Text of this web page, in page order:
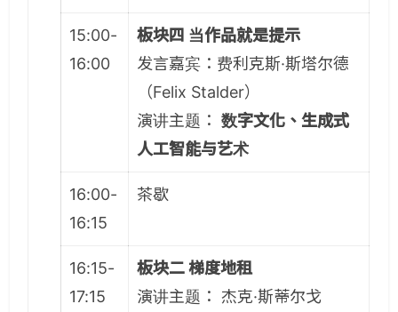
15:00-
16:00
板块四 当作品就是提示
发言嘉宾：费利克斯·斯塔尔德
（Felix Stalder）
演讲主题： 数字文化、生成式
人工智能与艺术
16:00-
16:15
茶歇
16:15-
17:15
板块二 梯度地租
演讲主题： 杰克·斯蒂尔戈